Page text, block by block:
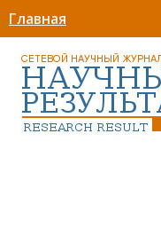
Главная